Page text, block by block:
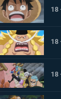
18
18
18